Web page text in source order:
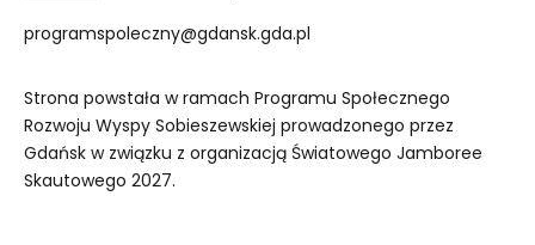
programspoleczny@gdansk.gda.pl
Strona powstała w ramach Programu Społecznego
Rozwoju Wyspy Sobieszewskiej prowadzonego przez
Gdańsk w związku z organizacją Światowego Jamboree
Skautowego 2027.